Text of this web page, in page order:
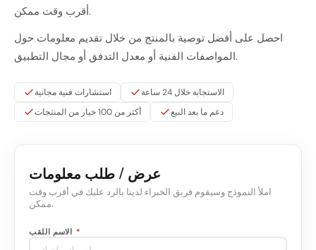
أقرب وقت ممكن.
احصل على أفضل توصية بالمنتج من خلال تقديم معلومات حول
المواصفات الفنية أو معدل التدفق أو مجال التطبيق.
استشارات فنية مجانية
الاستجابة خلال 24 ساعة
أكثر من 100 خيار من المنتجات
دعم ما بعد البيع
عرض / طلب معلومات
املأ النموذج وسيقوم فريق الخبراء لدينا بالرد عليك في أقرب وقت
ممكن.
*